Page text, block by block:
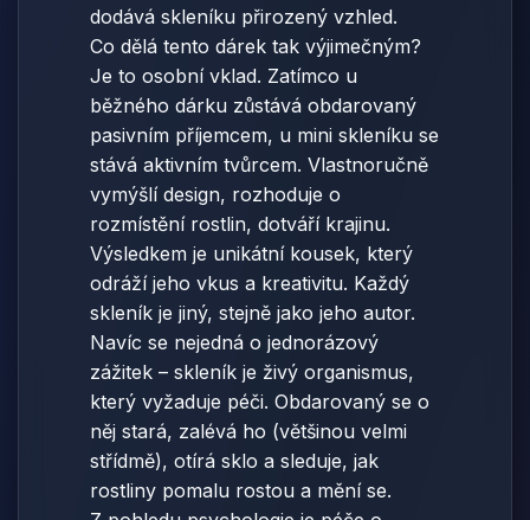
dodává skleníku přirozený vzhled.
Co dělá tento dárek tak výjimečným?
Je to osobní vklad. Zatímco u
běžného dárku zůstává obdarovaný
pasivním příjemcem, u mini skleníku se
stává aktivním tvůrcem. Vlastnoručně
vymýšlí design, rozhoduje o
rozmístění rostlin, dotváří krajinu.
Výsledkem je unikátní kousek, který
odráží jeho vkus a kreativitu. Každý
skleník je jiný, stejně jako jeho autor.
Navíc se nejedná o jednorázový
zážitek – skleník je živý organismus,
který vyžaduje péči. Obdarovaný se o
něj stará, zalévá ho (většinou velmi
střídmě), otírá sklo a sleduje, jak
rostliny pomalu rostou a mění se.